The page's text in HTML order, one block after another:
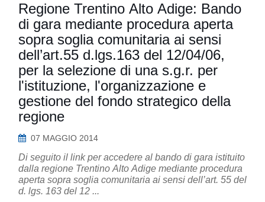
Regione Trentino Alto Adige: Bando
di gara mediante procedura aperta
sopra soglia comunitaria ai sensi
dell’art.55 d.lgs.163 del 12/04/06,
per la selezione di una s.g.r. per
l'istituzione, l'organizzazione e
gestione del fondo strategico della
regione
07 MAGGIO 2014
Di seguito il link per accedere al bando di gara istituito
dalla regione Trentino Alto Adige mediante procedura
aperta sopra soglia comunitaria ai sensi dell’art. 55 del
d. lgs. 163 del 12 ...